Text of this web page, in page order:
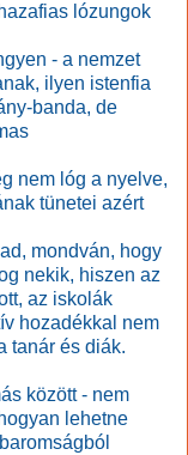
lózungok
- a nemzet
ilyen istenfia
banda, de
nem lóg a nyelve,
tünetei azért
mondván, hogy
nekik, hiszen az
az iskolák
hozadékkal nem
tanár és diák.
között - nem
lehetne